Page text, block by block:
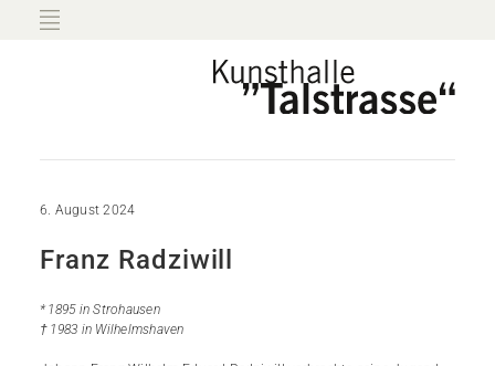
6. August 2024
Franz Radziwill
* 1895 in Strohausen
† 1983 in Wilhelmshaven